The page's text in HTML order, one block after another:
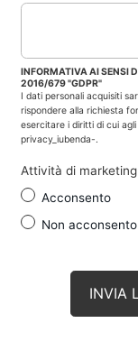
INFORMATIVA AI SENSI
2016/679 "GDPR"
I dati personali acquisiti
rispondere alla richiesta
esercitare i diritti di cui
privacy_iubenda-.
Attività di marketing
Acconsento
Non acconsento